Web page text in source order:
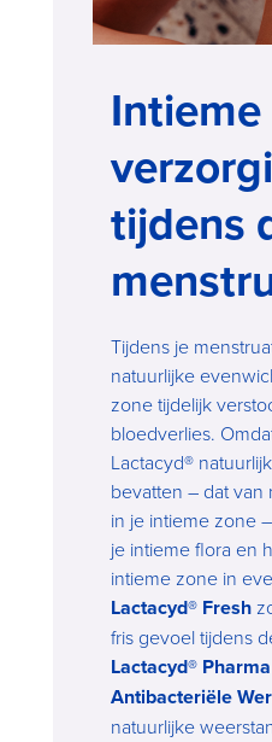
Intieme
tijdens
Tijdens je
natuurlijke
zone tijdelijk
bloedverlies.
Lactacyd®
bevatten – dat van
in je intieme zone
je intieme flora en
intieme zone in
Lactacyd® Fresh
fris gevoel tijdens
Lactacyd®
Antibacteriële
natuurlijke